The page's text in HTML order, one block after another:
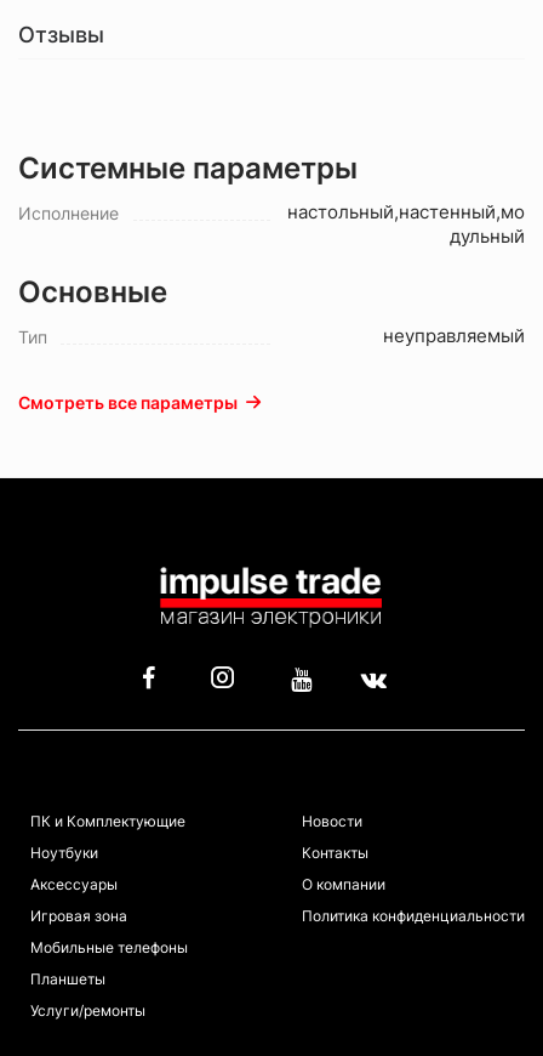
Отзывы
Системные параметры
Исполнение
настольный,настенный,мо
дульный
Основные
Тип неуправляемый
Смотреть все параметры
ПК и Комплектующие
Ноутбуки
Аксессуары
Игровая зона
Мобильные телефоны
Планшеты
Услуги/ремонты
Новости
Контакты
О компании
Политика конфиденциальности